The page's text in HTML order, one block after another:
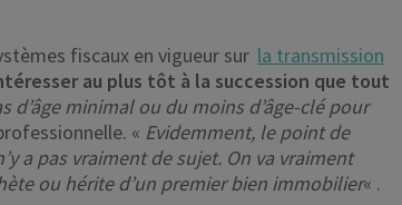
fiscaux en vigueur sur la transmission
au plus tôt à la succession que tout
d’âge minimal ou du moins d’âge-clé pour
« Evidemment, le point de
a pas vraiment de sujet. On va vraiment
ou hérite d’un premier bien immobilier« .